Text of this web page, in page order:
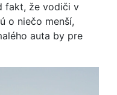
fakt, že vodiči v
o niečo menší,
auta by pre